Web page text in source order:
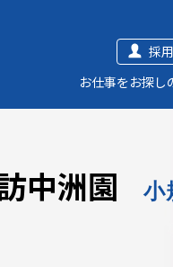
採
お仕事をお探し
中洲園 小